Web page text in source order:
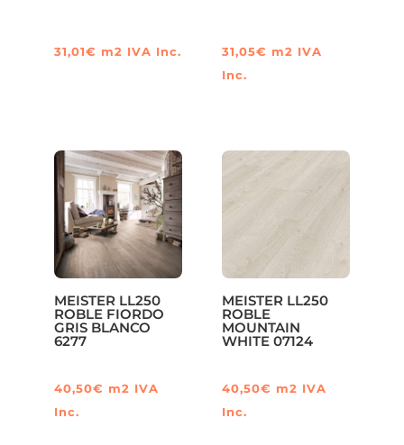
31,01€ m2 IVA Inc. 31,05€ m2 IVA
Inc.
MEISTER LL250
ROBLE FIORDO
GRIS BLANCO
6277
40,50€ m2 IVA
Inc.
MEISTER LL250
ROBLE
MOUNTAIN
WHITE 07124
40,50€ m2 IVA
Inc.